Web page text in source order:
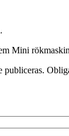
Mini
publiceras.